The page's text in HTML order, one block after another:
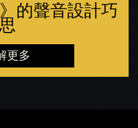
的聲音設計巧
思
更多